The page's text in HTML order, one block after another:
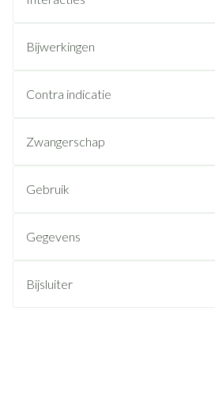
Bijwerkingen
Contra indicatie
Zwangerschap
Gebruik
Gegevens
Bijsluiter